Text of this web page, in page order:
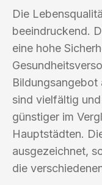
Die
beeindruckend.
eine hohe
Bildungsangebot
sind vielfältig
günstiger im
Hauptstädten.
ausgezeichnet,
die